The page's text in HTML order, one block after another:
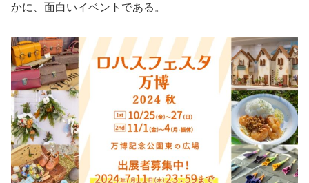
かに、面白いイベントである。